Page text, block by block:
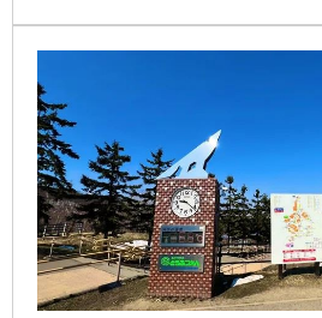
議論紛紛，北港朝天宮今（8）
出，「相關情形屬民間個別事件
務運作。」